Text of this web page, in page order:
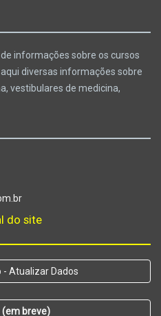
informações sobre os cursos
diversas informações sobre
vestibulares de medicina,
do site
Atualizar Dados
(em breve)